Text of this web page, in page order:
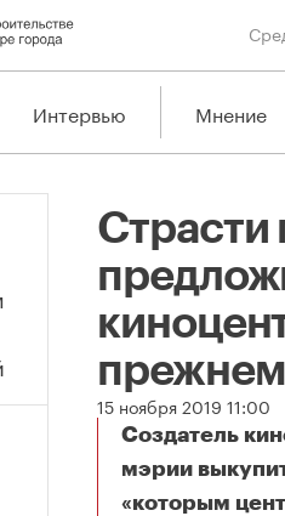
Интервью Мнение
Страсти
15 ноября 2019 11:00
Создатель
мэрии
«которым